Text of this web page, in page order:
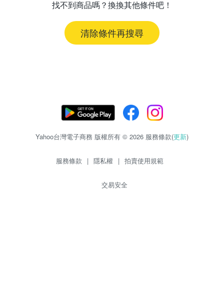
找不到商品嗎？換換其他條件吧！
清除條件再搜尋
Yahoo台灣電子商務 版權所有 © 2026 服務條款(更新)
服務條款 | 隱私權 | 拍賣使用規範
交易安全